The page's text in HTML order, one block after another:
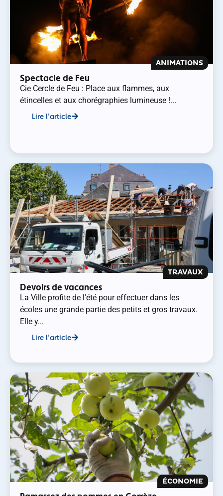
ANIMATIONS
Spectacle de Feu
Cie Cercle de Feu : Place aux flammes, aux
étincelles et aux chorégraphies lumineuse !...
Lire l'article
TRAVAUX
Devoirs de vacances
La Ville profite de l'été pour effectuer dans les
écoles une grande partie des petits et gros travaux.
Elle y...
Lire l'article
ÉCONOMIE